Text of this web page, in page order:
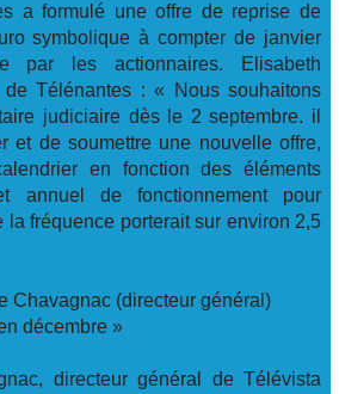
a formulé une offre de reprise de
symbolique à compter de janvier
par les actionnaires. Elisabeth
de Télénantes : « Nous souhaitons
judiciaire dès le 2 septembre. il
et de soumettre une nouvelle offre,
en fonction des éléments
annuel de fonctionnement pour
la fréquence porterait sur environ 2,5
Chavagnac (directeur général)
décembre »
directeur général de Télévista